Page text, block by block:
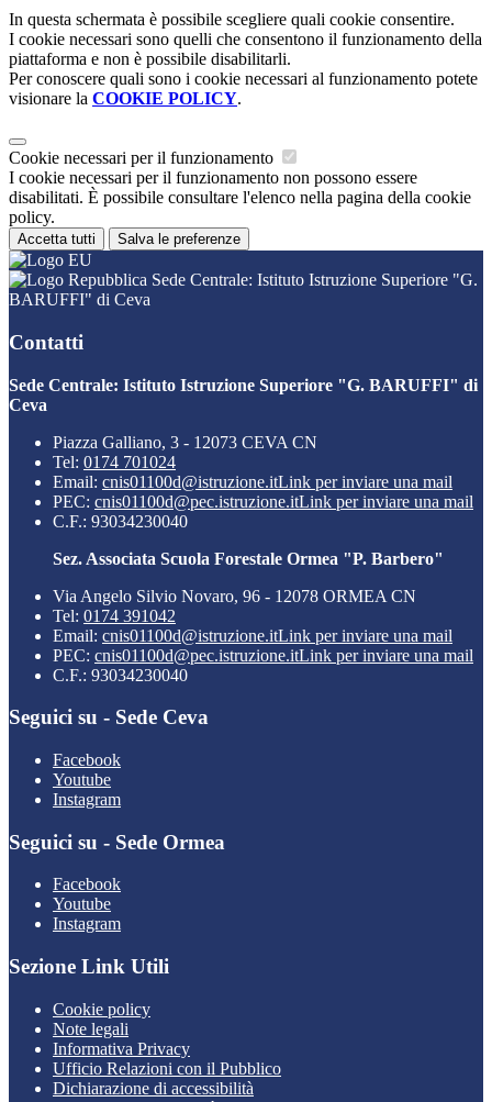
In questa schermata è possibile scegliere quali cookie consentire.
I cookie necessari sono quelli che consentono il funzionamento della
piattaforma e non è possibile disabilitarli.
Per conoscere quali sono i cookie necessari al funzionamento potete
visionare la COOKIE POLICY.
Cookie necessari per il funzionamento
I cookie necessari per il funzionamento non possono essere
disabilitati. È possibile consultare l'elenco nella pagina della cookie
policy.
Accetta tutti Salva le preferenze
Sede Centrale: Istituto Istruzione Superiore "G.
BARUFFI" di Ceva
Contatti
Sede Centrale: Istituto Istruzione Superiore "G. BARUFFI" di
Ceva
Piazza Galliano, 3 - 12073 CEVA CN
Tel: 0174 701024
Email: cnis01100d@istruzione.itLink per inviare una mail
PEC: cnis01100d@pec.istruzione.itLink per inviare una mail
C.F.: 93034230040
Sez. Associata Scuola Forestale Ormea "P. Barbero"
Via Angelo Silvio Novaro, 96 - 12078 ORMEA CN
Tel: 0174 391042
Email: cnis01100d@istruzione.itLink per inviare una mail
PEC: cnis01100d@pec.istruzione.itLink per inviare una mail
C.F.: 93034230040
Seguici su - Sede Ceva
Facebook
Youtube
Instagram
Seguici su - Sede Ormea
Facebook
Youtube
Instagram
Sezione Link Utili
Cookie policy
Note legali
Informativa Privacy
Ufficio Relazioni con il Pubblico
Dichiarazione di accessibilità